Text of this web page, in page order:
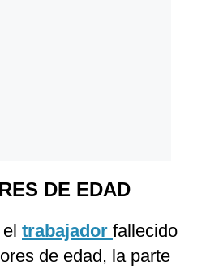
DE EDAD
trabajador fallecido
de edad, la parte